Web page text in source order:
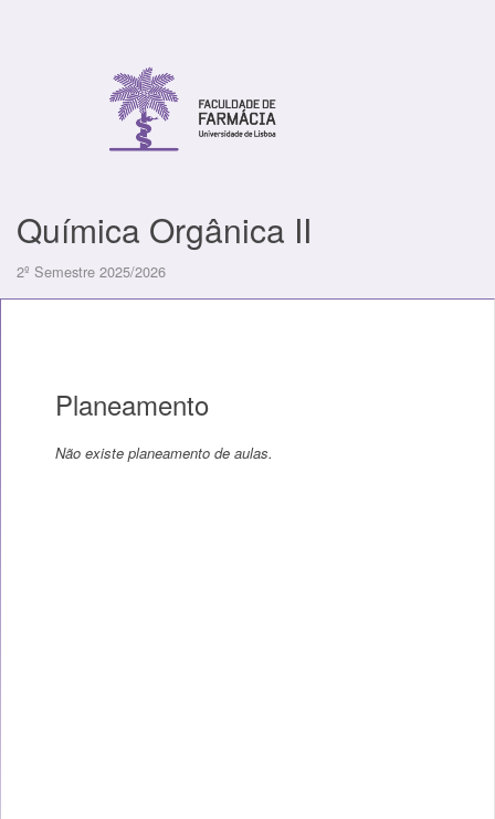
Química Orgânica II
2º Semestre 2025/2026
Planeamento
Não existe planeamento de aulas.